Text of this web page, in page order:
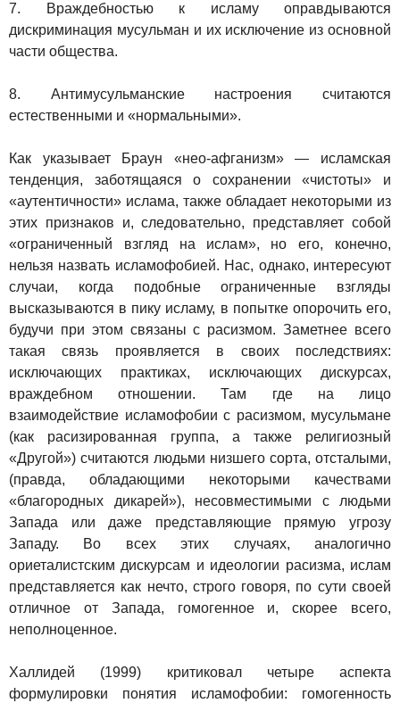
7. Враждебностью к исламу оправдываются
дискриминация мусульман и их исключение из основной
части общества.
8. Антимусульманские настроения считаются
естественными и «нормальными».
Как указывает Браун «нео-афганизм» — исламская
тенденция, заботящаяся о сохранении «чистоты» и
«аутентичности» ислама, также обладает некоторыми из
этих признаков и, следовательно, представляет собой
«ограниченный взгляд на ислам», но его, конечно,
нельзя назвать исламофобией. Нас, однако, интересуют
случаи, когда подобные ограниченные взгляды
высказываются в пику исламу, в попытке опорочить его,
будучи при этом связаны с расизмом. Заметнее всего
такая связь проявляется в своих последствиях:
исключающих практиках, исключающих дискурсах,
враждебном отношении. Там где на лицо
взаимодействие исламофобии с расизмом, мусульмане
(как расизированная группа, а также религиозный
«Другой») считаются людьми низшего сорта, отсталыми,
(правда, обладающими некоторыми качествами
«благородных дикарей»), несовместимыми с людьми
Запада или даже представляющие прямую угрозу
Западу. Во всех этих случаях, аналогично
ориеталистским дискурсам и идеологии расизма, ислам
представляется как нечто, строго говоря, по сути своей
отличное от Запада, гомогенное и, скорее всего,
неполноценное.
Халлидей (1999) критиковал четыре аспекта
формулировки понятия исламофобии: гомогенность